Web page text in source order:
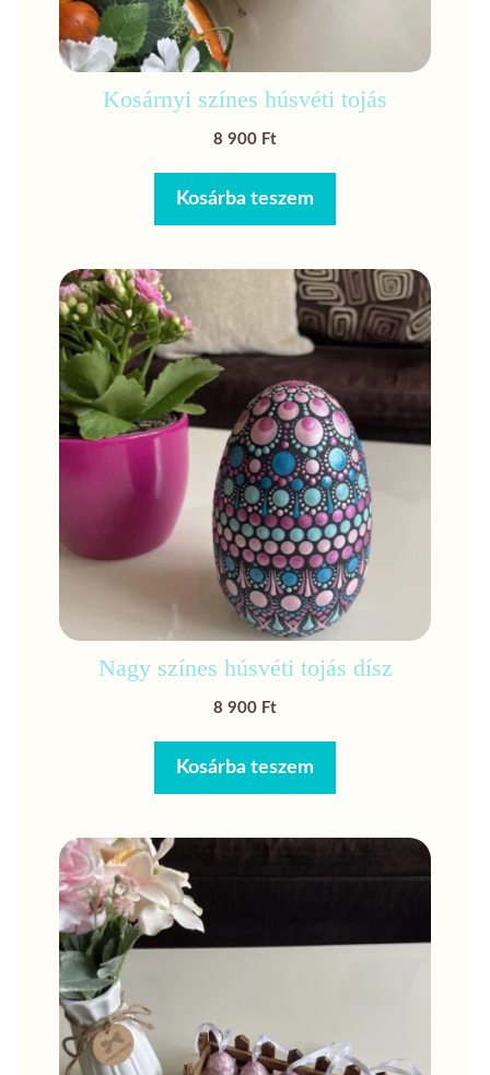
Kosárnyi színes húsvéti tojás
8 900 Ft
Kosárba teszem
Nagy színes húsvéti tojás dísz
8 900 Ft
Kosárba teszem